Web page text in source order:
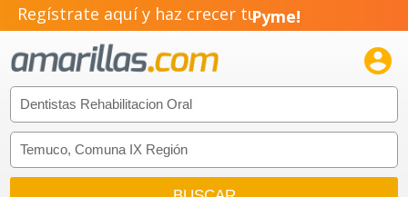
Regístrate aquí y haz crecer tuPyme!
Emprendimiento!
